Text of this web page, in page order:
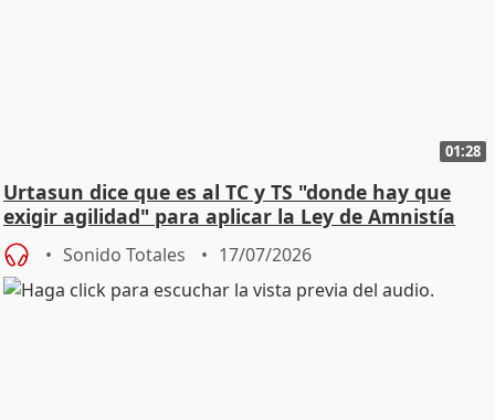
01:28
Urtasun dice que es al TC y TS "donde hay que
exigir agilidad" para aplicar la Ley de Amnistía
Sonido Totales 17/07/2026